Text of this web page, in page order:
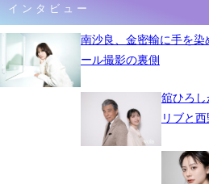
インタビュー
南沙良、金密輸に手を
ール撮影の裏側
舘ひろ
リブと